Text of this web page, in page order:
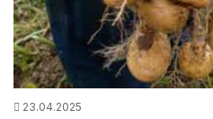
23.04.2025